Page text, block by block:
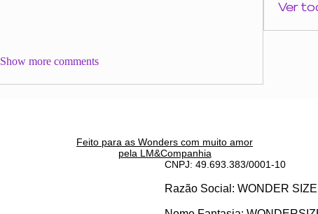
Show more comments
Ver
Feito para as Wonders com muito amor
pela LM&Companhia
CNPJ: 49.693.383/0001-10
Razão Social: WONDER